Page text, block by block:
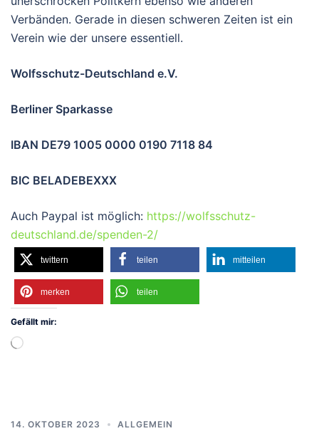
Verbänden. Gerade in diesen schweren Zeiten ist ein
Verein wie der unsere essentiell.
Wolfsschutz-Deutschland e.V.
Berliner Sparkasse
IBAN DE79 1005 0000 0190 7118 84
BIC BELADEBEXXX
Auch Paypal ist möglich: https://wolfsschutz-
deutschland.de/spenden-2/
twittern teilen mitteilen
merken teilen
Gefällt mir:
Wird
14. OKTOBER 2023 ALLGEMEIN